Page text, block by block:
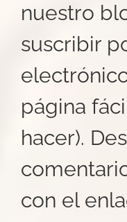
nuestro
suscribir
página
hacer).
con el